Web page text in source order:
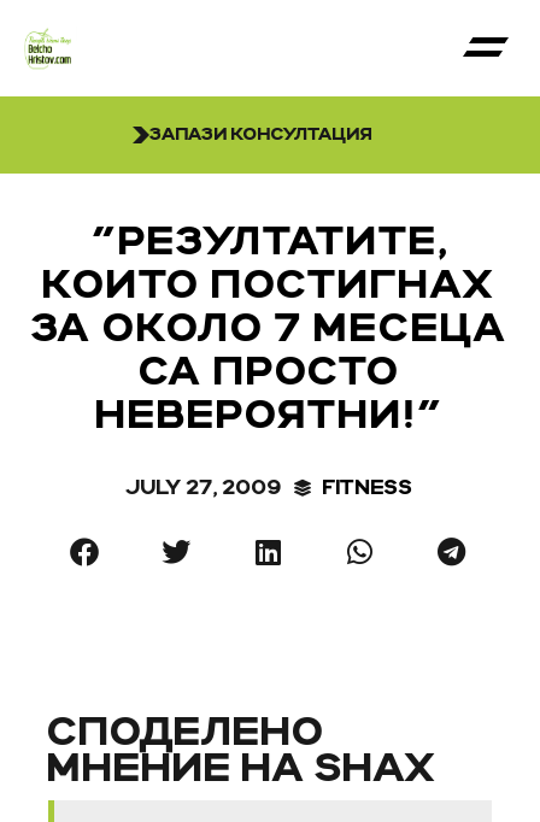
ЗАПАЗИ КОНСУЛТАЦИЯ
"РЕЗУЛТАТИТЕ,
КОИТО ПОСТИГНАХ
ЗА ОКОЛО 7 МЕСЕЦА
СА ПРОСТО
НЕВЕРОЯТНИ!"
JULY 27, 2009 FITNESS
СПОДЕЛЕНО
МНЕНИЕ НА SHAX